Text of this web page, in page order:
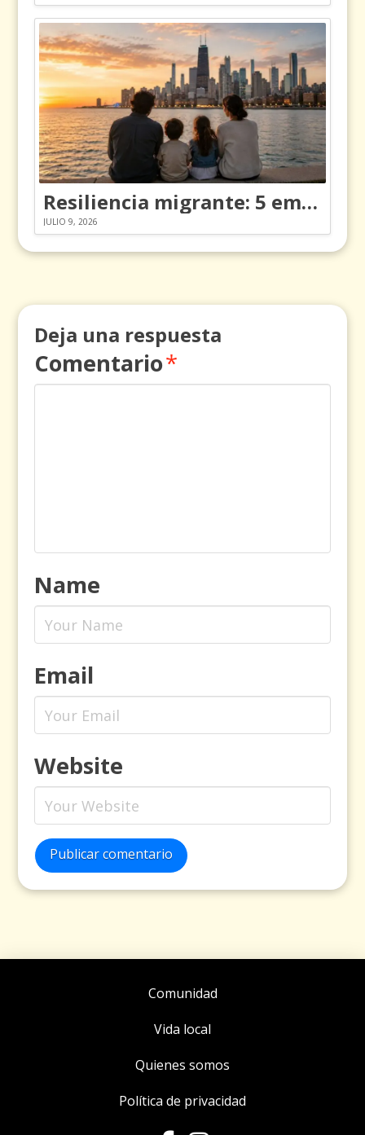
Resiliencia migrante: 5 emociones y cómo gestionarlas
JULIO 9, 2026
Deja una respuesta
Comentario*
Name
Email
Website
Publicar comentario
Comunidad
Vida local
Quienes somos
Política de privacidad